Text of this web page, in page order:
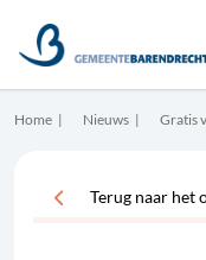
Home Nieuws Gratis
Terug naar het